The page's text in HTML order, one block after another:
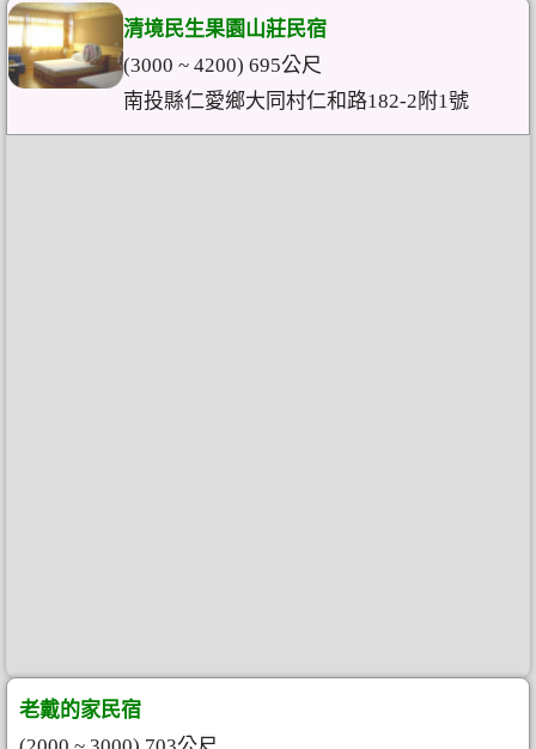
清境民生果園山莊民宿
(3000 ~ 4200) 695公尺
南投縣仁愛鄉大同村仁和路182-2附1號
老戴的家民宿